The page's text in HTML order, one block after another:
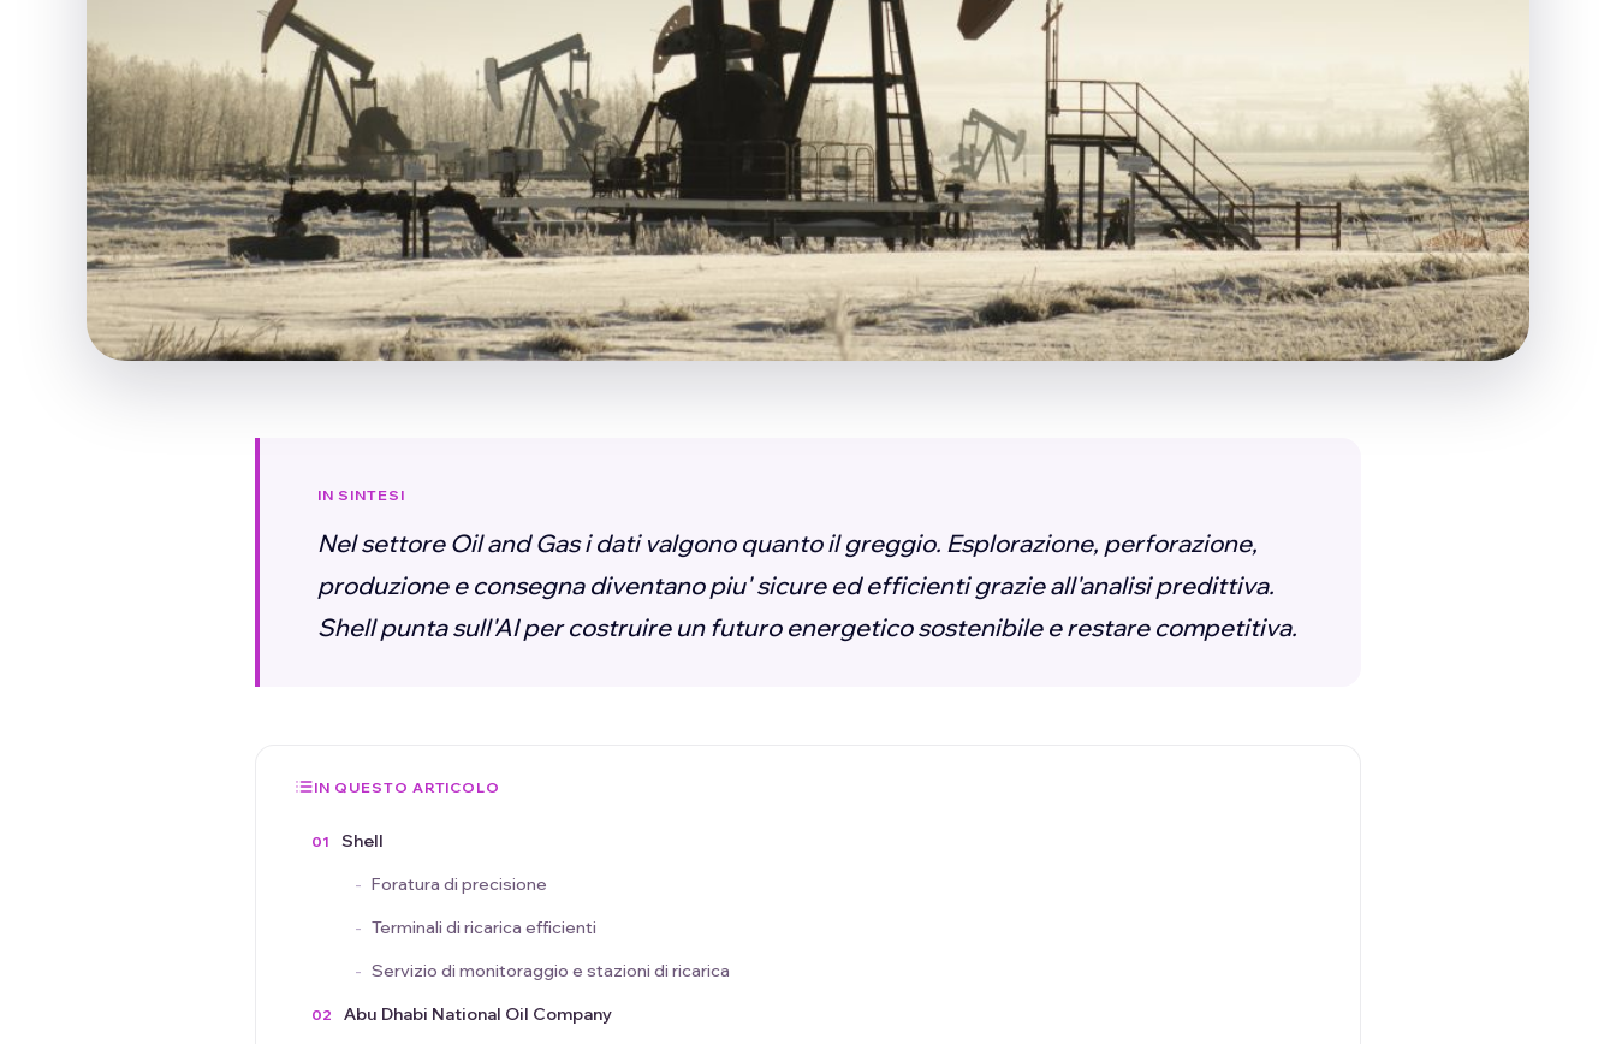
IN SINTESI
Nel settore Oil and Gas i dati valgono quanto il greggio. Esplorazione, perforazione,
produzione e consegna diventano piu' sicure ed efficienti grazie all'analisi predittiva.
Shell punta sull'AI per costruire un futuro energetico sostenibile e restare competitiva.
IN QUESTO ARTICOLO
Shell
Foratura di precisione
Terminali di ricarica efficienti
Servizio di monitoraggio e stazioni di ricarica
Abu Dhabi National Oil Company